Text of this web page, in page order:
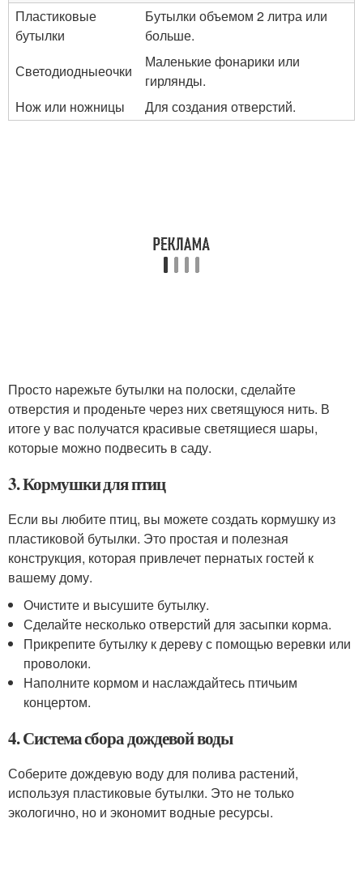
Пластиковые
бутылки
Бутылки объемом 2 литра или
больше.
Светодиодныеочки
Маленькие фонарики или
гирлянды.
Нож или ножницы
Для создания отверстий.
Просто нарежьте бутылки на полоски, сделайте
отверстия и проденьте через них светящуюся нить. В
итоге у вас получатся красивые светящиеся шары,
которые можно подвесить в саду.
3. Кормушки для птиц
Если вы любите птиц, вы можете создать кормушку из
пластиковой бутылки. Это простая и полезная
конструкция, которая привлечет пернатых гостей к
вашему дому.
Очистите и высушите бутылку.
Сделайте несколько отверстий для засыпки корма.
Прикрепите бутылку к дереву с помощью веревки или
проволоки.
Наполните кормом и наслаждайтесь птичьим
концертом.
4. Система сбора дождевой воды
Соберите дождевую воду для полива растений,
используя пластиковые бутылки. Это не только
экологично, но и экономит водные ресурсы.